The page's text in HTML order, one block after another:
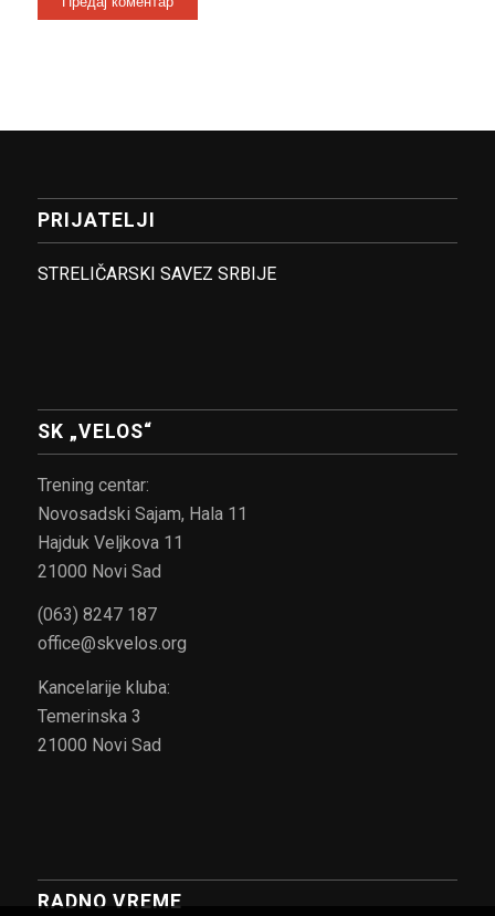
PRIJATELJI
STRELIČARSKI SAVEZ SRBIJE
SK „VELOS“
Trening centar:
Novosadski Sajam, Hala 11
Hajduk Veljkova 11
21000 Novi Sad
(063) 8247 187
office@skvelos.org
Kancelarije kluba:
Temerinska 3
21000 Novi Sad
RADNO VREME